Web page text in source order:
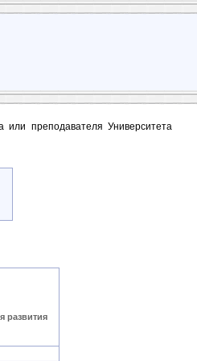
или преподавателя Университета
развития